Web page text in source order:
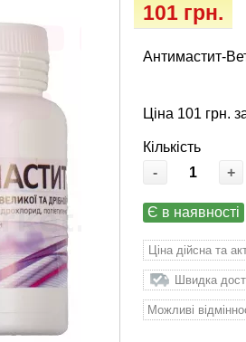
101 грн.
Антимастит-
Ціна 101 грн.
Кількість
-
+
Є в наявності
Ціна дійсна та
Швидка
Можливі